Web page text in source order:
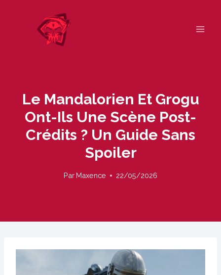
Le Mandalorien Et Grogu
Ont-Ils Une Scène Post-
Crédits ? Un Guide Sans
Spoiler
Par Maxence 22/05/2026